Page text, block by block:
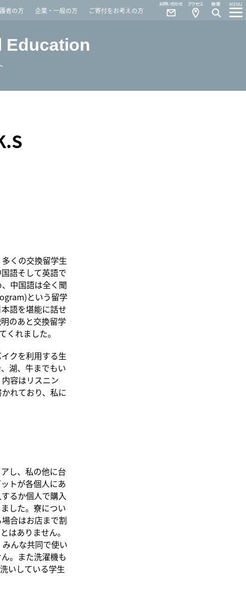
者の方 企業・一般の方 ご寄付をお考えの方
MENU
Access
Contact
Education
くの交換留学生
語そして英語で
中国語は全く聞
という留学
語を堪能に話せ
のあと交換留学
れました。
クを利用する生
湖、牛までもい
容はリスニン
れており、私に
し、私の他に台
トが各個人にあ
るか個人で購入
した。寮につい
合はお店まで割
はありません。
んな共同で使い
。また洗濯機も
いしている学生